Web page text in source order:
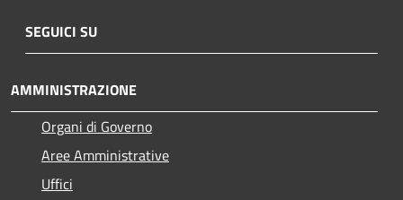
SEGUICI SU
AMMINISTRAZIONE
Organi di Governo
Aree Amministrative
Uffici